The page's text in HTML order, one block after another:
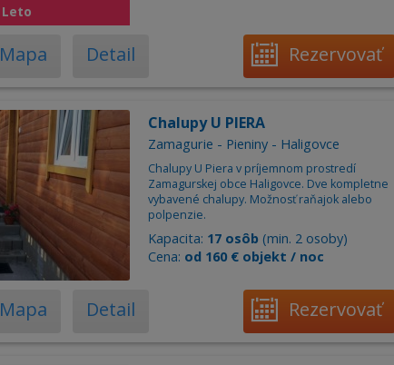
Leto
Mapa Detail Rezervovať
Chalupy U PIERA
Zamagurie - Pieniny - Haligovce
Chalupy U Piera v príjemnom prostredí
Zamagurskej obce Haligovce. Dve kompletne
vybavené chalupy. Možnosť raňajok alebo
polpenzie.
Kapacita: 17 osôb (min. 2 osoby)
Cena: od 160 € objekt / noc
Mapa Detail Rezervovať